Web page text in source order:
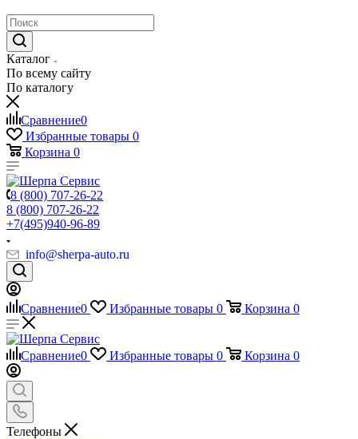
Каталог
По всему сайту
По каталогу
Сравнение0
Избранные товары 0
Корзина 0
8 (800) 707-26-22
8 (800) 707-26-22
+7(495)940-96-89
info@sherpa-auto.ru
Сравнение0 Избранные товары 0 Корзина 0
Сравнение0 Избранные товары 0 Корзина 0
Телефоны